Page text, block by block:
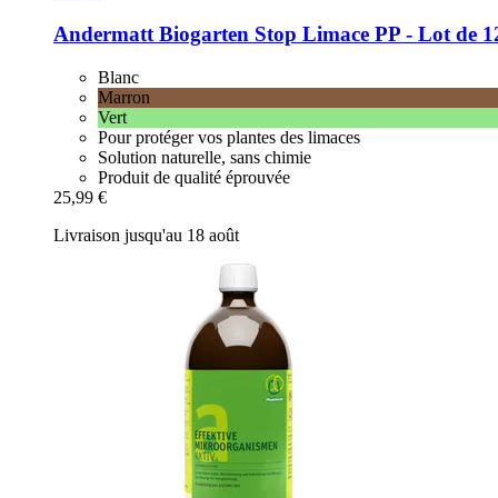
Andermatt Biogarten Stop Limace PP -​ Lot de
Blanc
Marron
Vert
Pour protéger vos plantes des limaces
Solution naturelle, sans chimie
Produit de qualité éprouvée
25,99 €
Livraison jusqu'au 18 août